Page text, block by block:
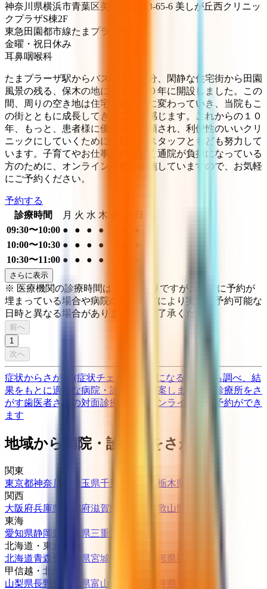
神奈川県横浜市青葉区美しが丘西3-65-6 美しが丘西クリニッ
クプラザS棟2F
東急田園都市線たまプラーザ
金曜・祝日 休み
耳鼻咽喉科
たまプラーザ駅からバスで７～８分、閑静な住宅街から田園
風景の残る、保木の地に、２０００年に開設しました。この
間、周りの空き地は住宅へと徐々に変わっていき、当院もこ
の街とともに成長してきたことを感じます。これからの１０
年、もっと、患者様に優しく、信頼され、利便性のいいクリ
ニックにしていくために、日々、スタッフともども努力して
います。子育てやお仕事がお忙しく通院が負担になっている
方のために、オンライン診療を実施していますので、お気軽
にご予約ください。
予約する
診療時間
月 火 水 木
祝
09:30〜10:00 ● ● ● ●
10:00〜10:30 ● ● ● ●
10:30〜11:00 ● ● ● ●
さらに表示
※ 医療機関の診療時間は上記の通りですが、すでに予約が
埋まっている場合や病院の都合などにより実際に予約可能な
日時と異なる場合がありますのでご了承ください
前へ
1
次へ
症状からさがす (症状チェッカー)
気になる症状から調べ、結
果をもとに適切な病院・診療所を提案します
歯科診療所をさ
がす歯医者さんの対面診療予約・オンライン診療予約ができ
ます
地域から病院・診療所をさがす
関東
東京都神奈川県 埼玉県千葉県 栃木県
関西
大阪府兵庫県 京都府滋賀県
和歌山県
東海
愛知県静岡県 岐阜県三重県
北海道・東北
北海道青森県 岩手県宮城県 山形県福島県
甲信越・北陸
山梨県長野県 新潟県富山県
福井県